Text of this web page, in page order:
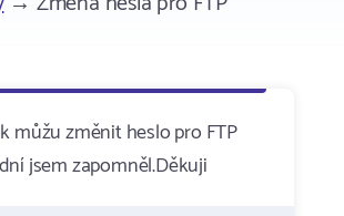
můžu změnit heslo pro FTP
jsem zapomněl.Děkuji